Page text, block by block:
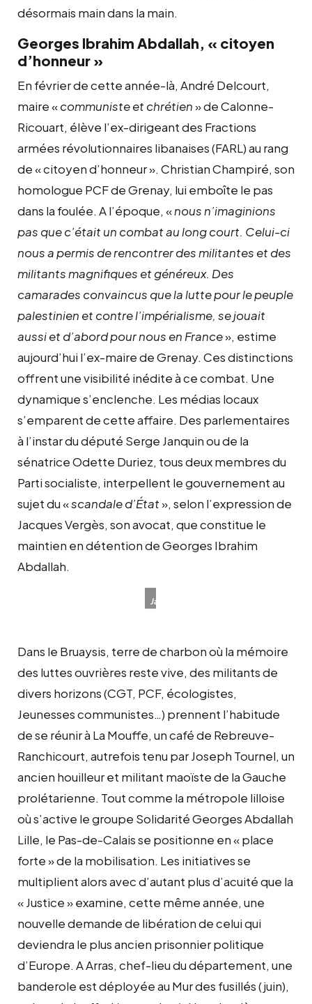
désormais main dans la main.
Georges Ibrahim Abdallah, « citoyen
d’honneur »
En février de cette année-là, André Delcourt,
maire «communiste et chrétien» de Calonne-
Ricouart, élève l’ex-dirigeant des Fractions
armées révolutionnaires libanaises (FARL) au rang
de « citoyen d’honneur ». Christian Champiré, son
homologue PCF de Grenay, lui emboîte le pas
dans la foulée. A l’époque, «nous n’imaginions
pas que c’était un combat au long court. Celui-ci
nous a permis de rencontrer des militantes et des
militants magnifiques et généreux. Des
camarades convaincus que la lutte pour le peuple
palestinien et contre l’impérialisme, se jouait
aussi et d’abord pour nous en France», estime
aujourd’hui l’ex-maire de Grenay. Ces distinctions
offrent une visibilité inédite à ce combat. Une
dynamique s’enclenche. Les médias locaux
s’emparent de cette affaire. Des parlementaires
à l’instar du député Serge Janquin ou de la
sénatrice Odette Duriez, tous deux membres du
Parti socialiste, interpellent le gouvernement au
sujet du «scandale d’État», selon l’expression de
Jacques Vergès, son avocat, que constitue le
maintien en détention de Georges Ibrahim
Abdallah.
Jacques
droite),
de
son
passage
Ricouart
en
Dans le Bruaysis, terre de charbon où la mémoire
des luttes ouvrières reste vive, des militants de
divers horizons (CGT, PCF, écologistes,
Jeunesses communistes…) prennent l’habitude
de se réunir à La Mouffe, un café de Rebreuve-
Ranchicourt, autrefois tenu par Joseph Tournel, un
ancien houilleur et militant maoïste de la Gauche
prolétarienne. Tout comme la métropole lilloise
où s’active le groupe Solidarité Georges Abdallah
Lille, le Pas-de-Calais se positionne en « place
forte » de la mobilisation. Les initiatives se
multiplient alors avec d’autant plus d’acuité que la
« Justice » examine, cette même année, une
nouvelle demande de libération de celui qui
deviendra le plus ancien prisonnier politique
d’Europe. A Arras, chef-lieu du département, une
banderole est déployée au Mur des fusillés (juin),